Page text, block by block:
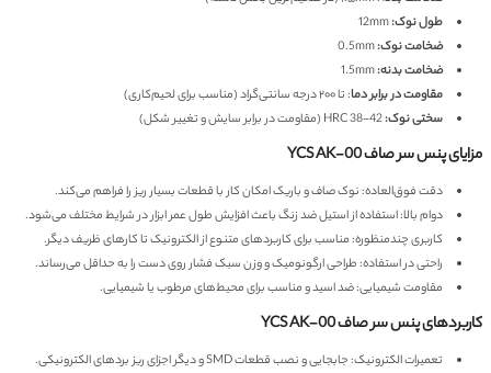
طول نوک:12mm
ضخامت نوک:0.5mm
ضخامت بدنه:1.5mm
مقاومت در برابر دما: تا ۲۰۰ درجه سانتی‌گراد (مناسب برای لحیم‌کاری)
سختی نوک:HRC 38-42 (مقاومت در برابر سایش و تغییر شکل)
مزایای پنس سر صاف YCS AK-00
دقت فوق‌العاده: نوک صاف و باریک امکان کار با قطعات بسیار ریز را فراهم می‌کند.
دوام بالا: استفاده از استیل ضد زنگ باعث افزایش طول عمر ابزار در شرایط مختلف می‌شود.
کاربری چندمنظوره: مناسب برای کاربردهای متنوع از الکترونیک تا کارهای ظریف دیگر.
راحتی در استفاده: طراحی ارگونومیک و وزن سبک فشار روی دست را به حداقل می‌رساند.
مقاومت شیمیایی: ضد اسید و مناسب برای محیط‌های مرطوب یا شیمیایی.
کاربردهای پنس سر صاف YCS AK-00
تعمیرات الکترونیک: جابجایی و نصب قطعات SMD و دیگر اجزای ریز بردهای الکترونیکی.